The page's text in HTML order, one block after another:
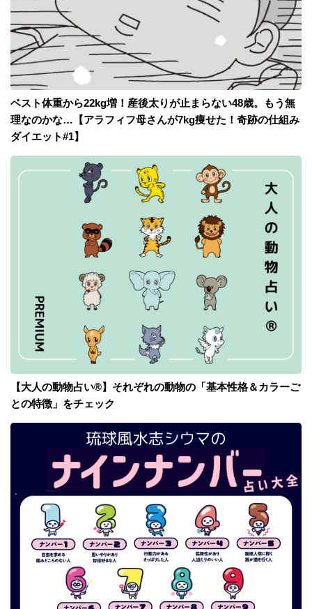
ベスト体重から22kg増！産後太りが止まらない48歳。もう無
理なのかな…【アラフィフ母さんが7kg痩せた！奇跡の仕組み
ダイエット#1】
【大人の動物占い®】それぞれの動物の「基本性格＆カラーご
との特徴」をチェック